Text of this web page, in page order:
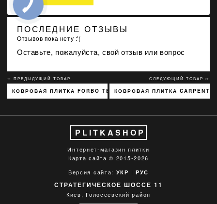
ПОСЛЕДНИЕ ОТЗЫВЫ
Отзывов пока нету :'(
Оставьте, пожалуйста, свой отзыв или вопрос
↢ ПРЕДЫДУЩИЙ ТОВАР
КОВРОВАЯ ПЛИТКА FORBO TESSERA ALIGNMENT 203
СЛЕДУЮЩИЙ ТОВАР ↣
КОВРОВАЯ ПЛИТКА
PLITKASHOP
Интернет-магазин плитки
Карта сайта © 2015-2026
Версия сайта: УКР | РУС
СТРАТЕГИЧЕСКОЕ ШОССЕ 11
Киев, Голосеевский район